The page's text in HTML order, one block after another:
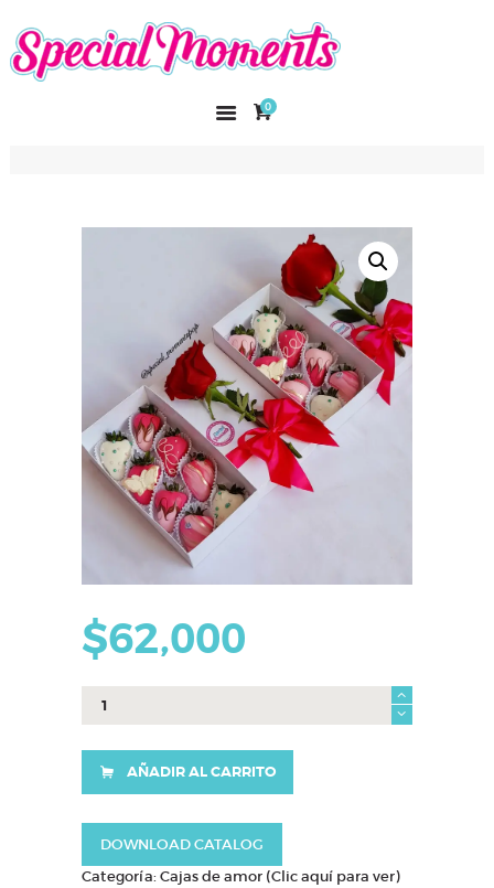
0
SPECIAL MOMENTS
El amor hecho arte
CURSOS
$62,000
caja
AÑADIR AL CARRITO
DOWNLOAD CATALOG
Categoría:Cajas de amor (Clic aquí para ver)